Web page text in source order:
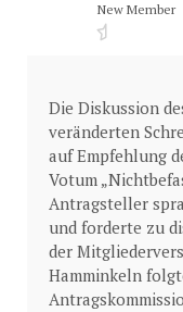
New Member
Die Diskussion
veränderten
auf Empfehlung
Votum
Antragsteller
und forderte zu
der
Hamminkeln